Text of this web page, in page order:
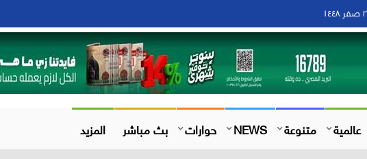
عالمية متنوعة NEWS حوارات بث مباشر المزيد